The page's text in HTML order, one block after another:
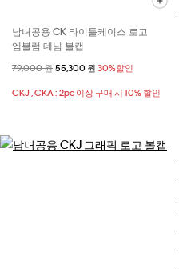
남녀공용 CK 타이틀케이스 로고
엠블럼 데님 볼캡
할인 전 가격
79,000 원 할인된 가격
55,300 원 30%할인
CKJ , CKA : 2pc 이상 구매 시 10% 할인